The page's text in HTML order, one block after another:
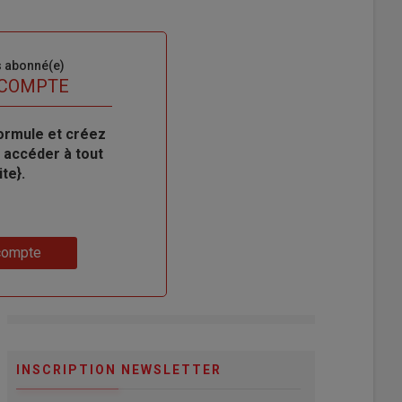
abonné(e)
et créez
à tout
INSCRIPTION NEWSLETTER